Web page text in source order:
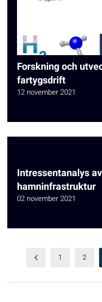
Forskning och
fartygsdrift
12 november 2021
Intressentanalys
hamninfrastruktur
02 november 2021
1 2